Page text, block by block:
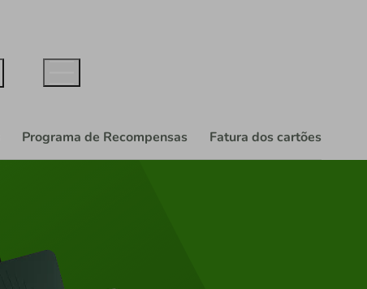
Programa de Recompensas Fatura dos cartões